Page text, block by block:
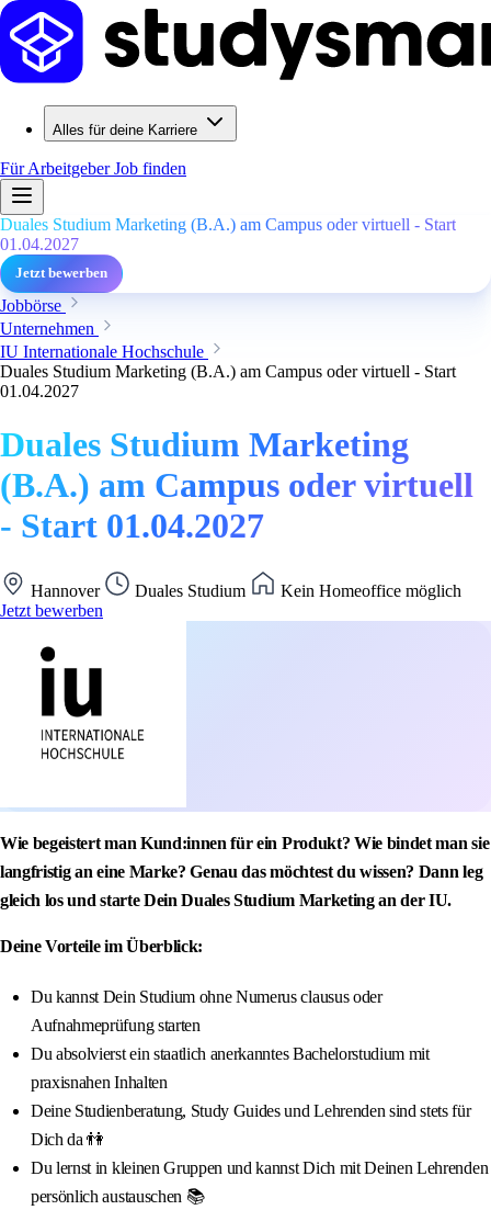
Alles für deine Karriere
Für ArbeitgeberJob finden
Duales Studium Marketing (B.A.) am Campus oder virtuell - Start
01.04.2027
Jetzt bewerben
Jobbörse
Unternehmen
IU Internationale Hochschule
Duales Studium Marketing (B.A.) am Campus oder virtuell - Start
01.04.2027
Duales Studium Marketing
(B.A.) am Campus oder virtuell
- Start 01.04.2027
Hannover Duales Studium
Kein Homeoffice möglich
Jetzt bewerben
Wie begeistert man Kund:innen für ein Produkt? Wie bindet man sie
langfristig an eine Marke? Genau das möchtest du wissen? Dann leg
gleich los und starte Dein Duales Studium Marketing an der IU.
Deine Vorteile im Überblick:
Du kannst Dein Studium ohne Numerus clausus oder
Aufnahmeprüfung starten
Du absolvierst ein staatlich anerkanntes Bachelorstudium mit
praxisnahen Inhalten
Deine Studienberatung, Study Guides und Lehrenden sind stets für
Dich da 👫
Du lernst in kleinen Gruppen und kannst Dich mit Deinen Lehrenden
persönlich austauschen 📚